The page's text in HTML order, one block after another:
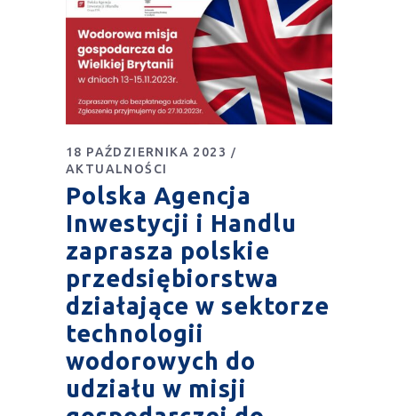
18 PAŹDZIERNIKA 2023
AKTUALNOŚCI
Polska Agencja
Inwestycji i Handlu
zaprasza polskie
przedsiębiorstwa
działające w sektorze
technologii
wodorowych do
udziału w misji